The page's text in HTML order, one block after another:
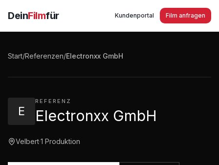
DeinFilmfür Kundenportal Film anfragen
Start/Referenzen/Electronxx GmbH
E
REFERENZ
Electronxx GmbH
Velbert·1 Produktion
Electronxx GmbH Velbert Imagefilm